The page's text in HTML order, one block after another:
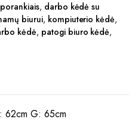
, darbo kėdė su
biurui, kompiuterio kėdė,
kėdė, patogi biuro kėdė,
62cm G: 65cm